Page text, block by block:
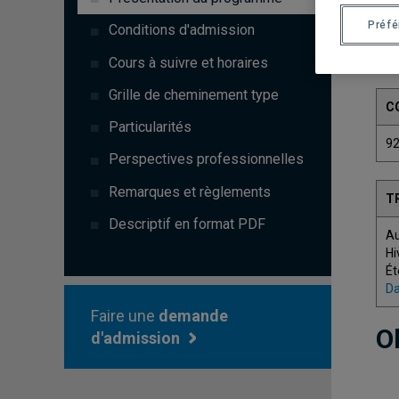
Conditions d'admission
Cours à suivre et horaires
Grille de cheminement type
Particularités
Perspectives professionnelles
Remarques et règlements
Descriptif en format PDF
Faire une demande
d'admission